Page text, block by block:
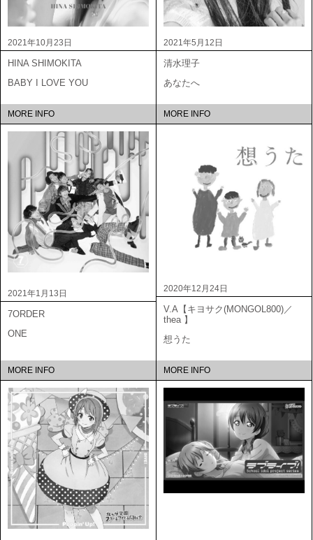
2021年10月23日
HINA SHIMOKITA
BABY I LOVE YOU
MORE INFO
2021年5月12日
清水理子
あなたへ
MORE INFO
2021年1月13日
7ORDER
ONE
MORE INFO
2020年12月24日
V.A【キヨサク(MONGOL800)／
thea 】
想うた
MORE INFO